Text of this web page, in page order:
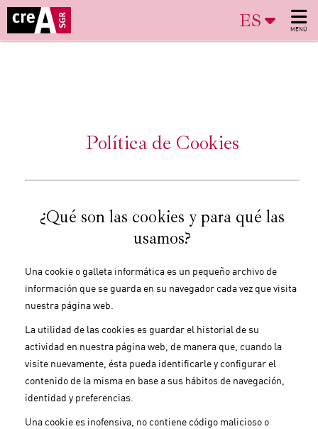
ES MENÚ
Política de Cookies
¿Qué son las cookies y para qué las
usamos?
Una cookie o galleta informática es un pequeño archivo de
información que se guarda en su navegador cada vez que visita
nuestra página web.
La utilidad de las cookies es guardar el historial de su
actividad en nuestra página web, de manera que, cuando la
visite nuevamente, ésta pueda identificarle y configurar el
contenido de la misma en base a sus hábitos de navegación,
identidad y preferencias.
Una cookie es inofensiva, no contiene código malicioso o